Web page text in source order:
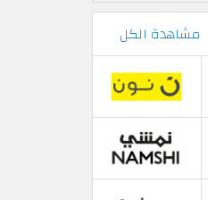
مشاهدة الكل